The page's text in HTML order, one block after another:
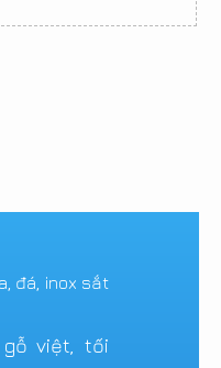
đá, inox sắt
việt, tối